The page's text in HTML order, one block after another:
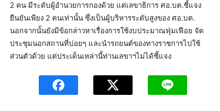
2 คน มีระดับผู้อำนวยการกองด้วย แต่เลขาธิการ ศอ.บต.ชี้แจง
ยืนยันเพียง 2 คนเท่านั้น ซึ่งเป็นผู้บริหารระดับสูงของ ศอ.บต.
นอกจากนั้นยังมีข้อกล่าวหาเรื่องการใช้งบประมาณฟุ่มเฟือย จัด
ประชุมนอกสถานที่บ่อยๆ และนำรถยนต์ของทางราชการไปใช้
ส่วนตัวด้วย แต่ประเด็นเหล่านี้ท่านเลขาฯไม่ได้ชี้แจง